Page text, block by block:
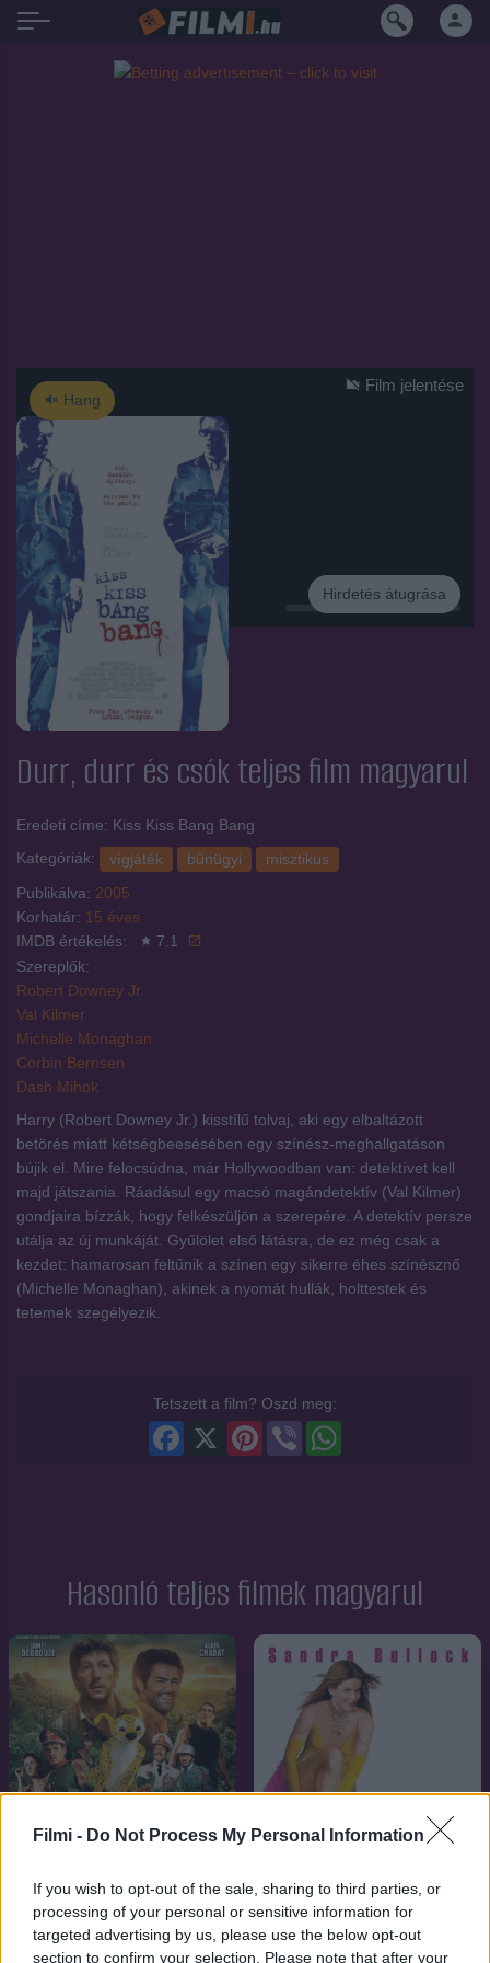
Filmi - Do Not Process My Personal Information
If you wish to opt-out of the sale, sharing to third parties, or
processing of your personal or sensitive information for
targeted advertising by us, please use the below opt-out
section to confirm your selection. Please note that after your
Hang
Hirdetés
Hirdetés átugrása
Film jelentése
Durr, durr és csókteljes film magyarul
Eredeti címe: Kiss Kiss Bang Bang
Kategóriák:
vígjáték bűnügyi
misztikus
Publikálva: 2005
Korhatár: 15 éves
IMDB értékelés:
7.1
Szereplők:
Robert Downey Jr.
Val Kilmer
Michelle Monaghan
Corbin Bernsen
Dash Mihok
Harry (Robert Downey Jr.) kisstílű tolvaj, aki egy elbaltázott
betörés miatt kétségbeesésében egy színész-meghallgatáson
bújik el. Mire felocsúdna, már Hollywoodban van: detektívet kell
majd játszania. Ráadásul egy macsó magándetektív (Val Kilmer)
gondjaira bízzák, hogy felkészüljön a szerepére. A detektív persze
utálja az új munkáját. Gyűlölet első látásra, de ez még csak a
kezdet: hamarosan feltűnik a színen egy sikerre éhes színésznő
(Michelle Monaghan), akinek a nyomát hullák, holttestek és
tetemek szegélyezik.
Tetszett a film? Oszd meg:
Viber
Pinterest
Facebook
Hasonló teljes filmek magyarul
2012 7.1 2005 7.1